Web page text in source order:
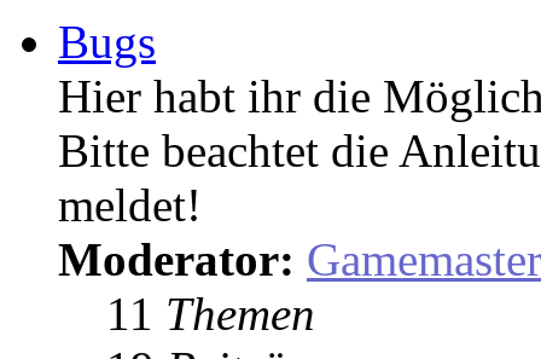
Bugs
Hier habt ihr die
Bitte beachtet die
meldet!
Moderator: Gamemaster
11 Themen